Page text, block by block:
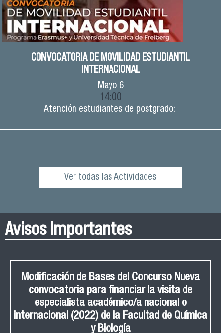
CONVOCATORIA DE MOVILIDAD ESTUDIANTIL
INTERNACIONAL
Mayo6
14:00
Atención estudiantes de postgrado:
Ver todas las Actividades
Avisos Importantes
Modificación de Bases del Concurso Nueva
convocatoria para financiar la visita de
especialista académico/a nacional o
internacional (2022) de la Facultad de Química
y Biología